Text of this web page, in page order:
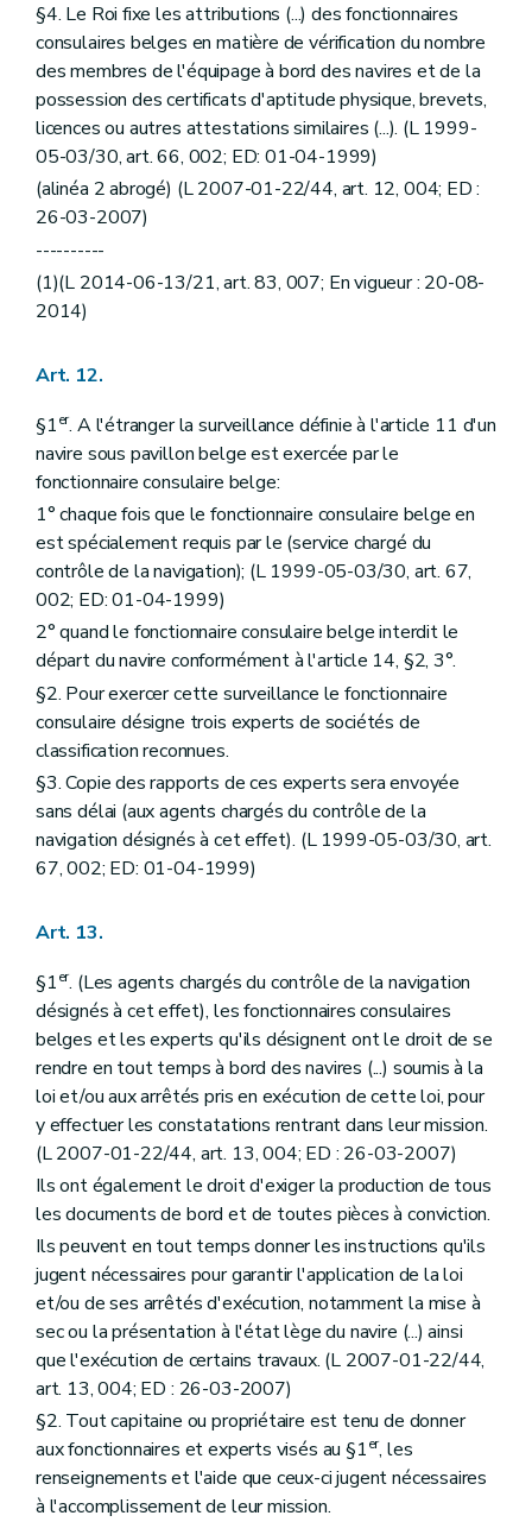
§4. Le Roi fixe les attributions (...) des fonctionnaires
consulaires belges en matière de vérification du nombre
des membres de l'équipage à bord des navires et de la
possession des certificats d'aptitude physique, brevets,
licences ou autres attestations similaires (...). (L 1999-
05-03/30, art. 66, 002; ED: 01-04-1999)
(alinéa 2 abrogé) (L 2007-01-22/44, art. 12, 004; ED :
26-03-2007)
----------
(1)(L 2014-06-13/21, art. 83, 007; En vigueur : 20-08-
2014)
Art. 12.
§1er. A l'étranger la surveillance définie à l'article 11 d'un
navire sous pavillon belge est exercée par le
fonctionnaire consulaire belge:
1° chaque fois que le fonctionnaire consulaire belge en
est spécialement requis par le (service chargé du
contrôle de la navigation); (L 1999-05-03/30, art. 67,
002; ED: 01-04-1999)
2° quand le fonctionnaire consulaire belge interdit le
départ du navire conformément à l'article 14, §2, 3°.
§2. Pour exercer cette surveillance le fonctionnaire
consulaire désigne trois experts de sociétés de
classification reconnues.
§3. Copie des rapports de ces experts sera envoyée
sans délai (aux agents chargés du contrôle de la
navigation désignés à cet effet). (L 1999-05-03/30, art.
67, 002; ED: 01-04-1999)
Art. 13.
§1er. (Les agents chargés du contrôle de la navigation
désignés à cet effet), les fonctionnaires consulaires
belges et les experts qu'ils désignent ont le droit de se
rendre en tout temps à bord des navires (...) soumis à la
loi et/ou aux arrêtés pris en exécution de cette loi, pour
y effectuer les constatations rentrant dans leur mission.
(L 2007-01-22/44, art. 13, 004; ED : 26-03-2007)
Ils ont également le droit d'exiger la production de tous
les documents de bord et de toutes pièces à conviction.
Ils peuvent en tout temps donner les instructions qu'ils
jugent nécessaires pour garantir l'application de la loi
et/ou de ses arrêtés d'exécution, notamment la mise à
sec ou la présentation à l'état lège du navire (...) ainsi
que l'exécution de certains travaux. (L 2007-01-22/44,
art. 13, 004; ED : 26-03-2007)
§2. Tout capitaine ou propriétaire est tenu de donner
aux fonctionnaires et experts visés au §1er, les
renseignements et l'aide que ceux-ci jugent nécessaires
à l'accomplissement de leur mission.